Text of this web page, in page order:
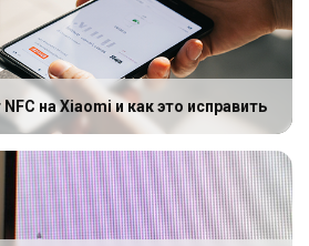
на Xiaomi и как это исправить